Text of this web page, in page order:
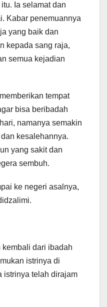
Ia selamat dan
Kabar penemuannya
yang baik dan
kepada sang raja,
semua kejadian
tempat
bisa beribadah
namanya semakin
kesalehannya.
yang sakit dan
sembuh.
ke negeri asalnya,
dari ibadah
istrinya di
istrinya telah dirajam